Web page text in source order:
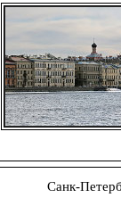
Санк-